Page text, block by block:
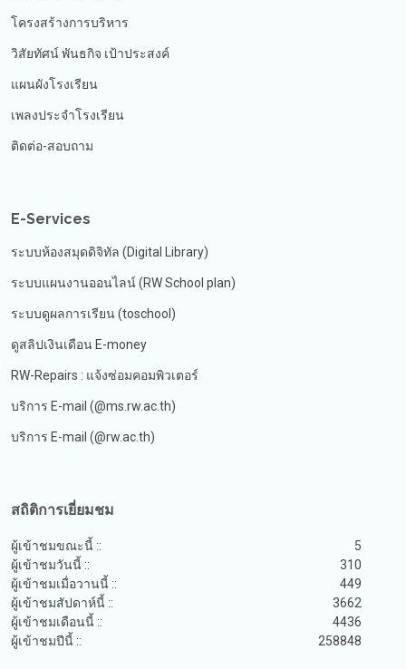
โครงสร้างการบริหาร
วิสัยทัศน์ พันธกิจ เป้าประสงค์
แผนผังโรงเรียน
เพลงประจำโรงเรียน
ติดต่อ-สอบถาม
E-Services
ระบบห้องสมุดดิจิทัล (Digital Library)
ระบบแผนงานออนไลน์ (RW School plan)
ระบบดูผลการเรียน (toschool)
ดูสลิปเงินเดือน E-money
RW-Repairs : แจ้งซ่อมคอมพิวเตอร์
บริการ E-mail (@ms.rw.ac.th)
บริการ E-mail (@rw.ac.th)
สถิติการเยี่ยมชม
ผู้เข้าชมขณะนี้ ::
5
ผู้เข้าชมวันนี้ ::
310
ผู้เข้าชมเมื่อวานนี้ ::
449
ผู้เข้าชมสัปดาห์นี้ ::
3662
ผู้เข้าชมเดือนนี้ ::
4436
ผู้เข้าชมปีนี้ ::
258848